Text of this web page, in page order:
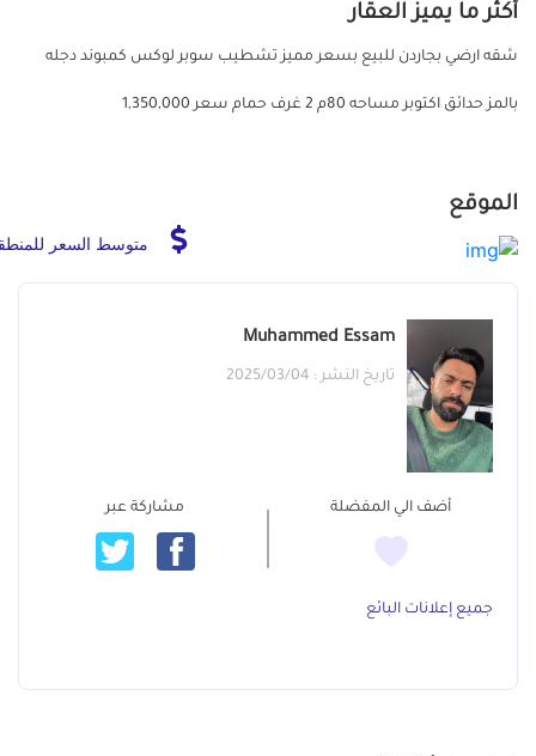
أكثر ما يميز العقار
شقه ارضي بجاردن للبيع بسعر مميز تشطيب سوبر لوكس كمبوند دجله
بالمز حدائق اكتوبر مساحه 80م 2 غرف حمام سعر 1,350,000
الموقع
متوسط السعر
Muhammed Essam
تاريخ النشر : 2025/03/04
أضف الي المفضلة مشاركة عبر
جميع إعلانات البائع